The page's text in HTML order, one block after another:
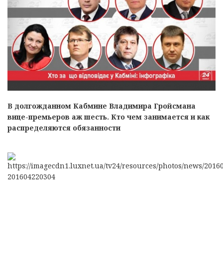
В долгожданном Кабмине Владимира Гройсмана
вице-премьеров аж шесть. Кто чем занимается и как
распределяются обязанности